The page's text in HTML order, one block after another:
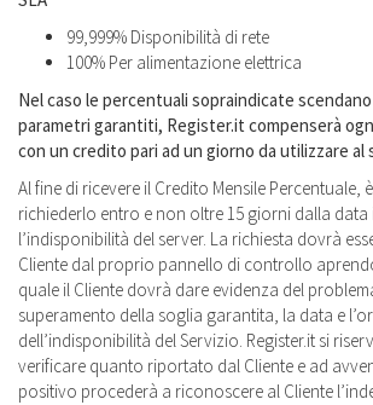
99,999% Disponibilità di rete
100% Per alimentazione elettrica
Nel caso le percentuali sopraindicate
parametri garantiti, Register.it compenserà
con un credito pari ad un giorno da utilizzare al
Al fine di ricevere il Credito Mensile Percentuale,
richiederlo entro e non oltre 15 giorni dalla data
l’indisponibilità del server. La richiesta dovrà
Cliente dal proprio pannello di controllo
quale il Cliente dovrà dare evidenza del
superamento della soglia garantita, la data e
dell’indisponibilità del Servizio. Register.it si
verificare quanto riportato dal Cliente e ad
positivo procederà a riconoscere al Cliente